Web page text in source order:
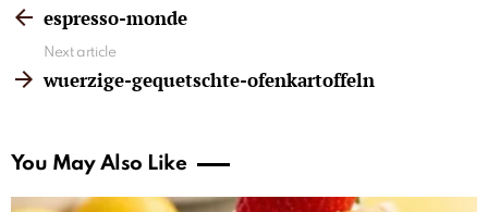
moreespresso-monde
Next article
wuerzige-gequetschte-ofenkartoffeln
You May Also Like